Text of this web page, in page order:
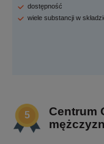
dostępność
wiele substancji w
Centrum
mężczyzn